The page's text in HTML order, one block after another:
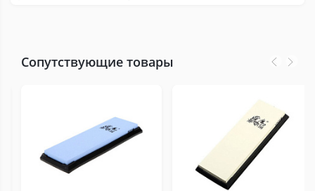
Сопутствующие товары